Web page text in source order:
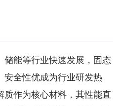
储能等行业快速发展，固态
安全性优成为行业研发热
质作为核心材料，其性能直